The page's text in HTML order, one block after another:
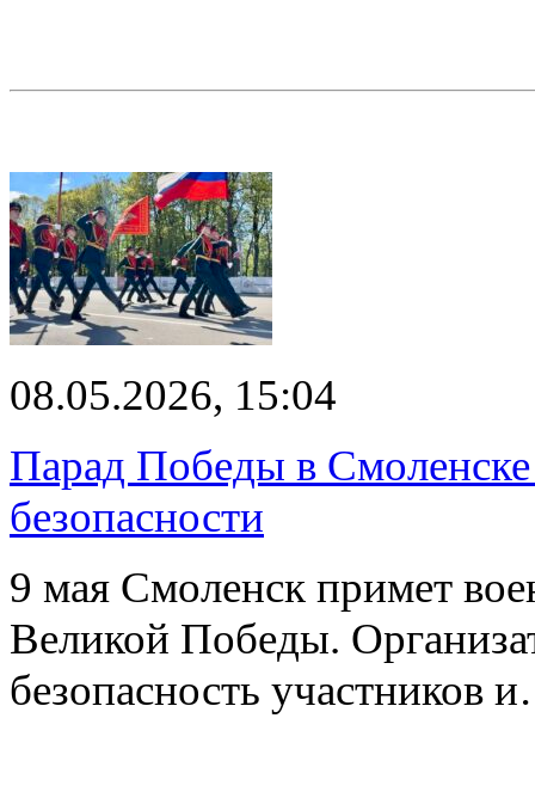
08.05.2026, 15:04
Парад Победы в
безопасности
9 мая Смоленск примет
Великой Победы.
безопасность участников